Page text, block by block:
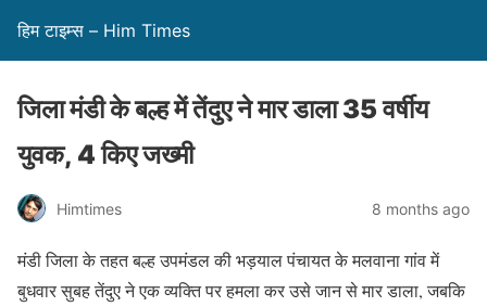
हिम टाइम्स – Him Times
जिला मंडी के बल्ह में तेंदुए ने मार डाला 35 वर्षीय
युवक, 4 किए जख्मी
Himtimes 8 months ago
मंडी जिला के तहत बल्ह उपमंडल की भड़याल पंचायत के मलवाना गांव में
बुधवार सुबह तेंदुए ने एक व्यक्ति पर हमला कर उसे जान से मार डाला, जबकि